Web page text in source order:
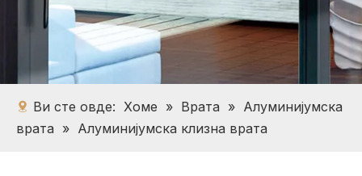
Ви сте овде: Хоме » Врата » Алуминијумска
врата » Алуминијумска клизна врата